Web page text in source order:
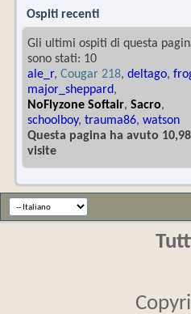
Ospiti recenti
Gli ultimi ospiti di questa
sono stati: 10
ale_r, Cougar 218, deltago,
major_sheppard,
NoFlyzone Softair, Sacro,
schoolboy, trauma86, watson
Questa pagina ha avuto
visite